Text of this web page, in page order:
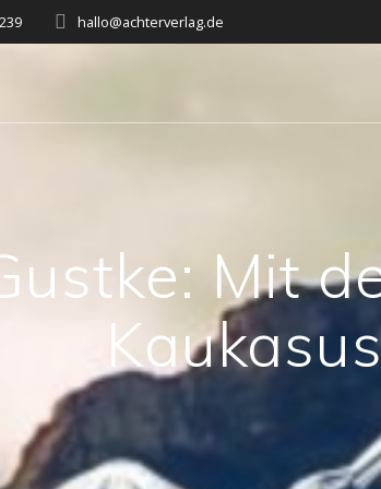
hallo@achterverlag.de
Mit